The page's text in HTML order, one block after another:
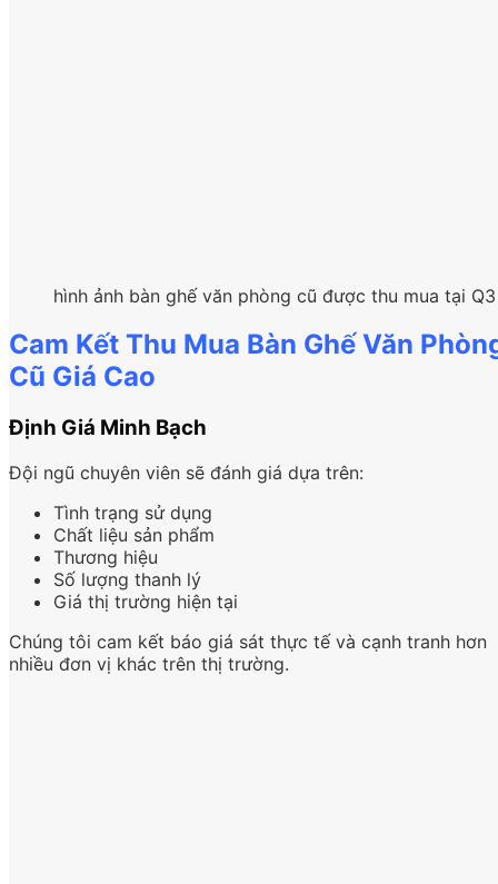
hình ảnh bàn ghế văn phòng cũ được thu mua tại Q3
Cam Kết Thu Mua Bàn Ghế Văn
Cũ Giá Cao
Định Giá Minh Bạch
Đội ngũ chuyên viên sẽ đánh giá dựa trên:
Tình trạng sử dụng
Chất liệu sản phẩm
Thương hiệu
Số lượng thanh lý
Giá thị trường hiện tại
Chúng tôi cam kết báo giá sát thực tế và cạnh tranh hơn
nhiều đơn vị khác trên thị trường.